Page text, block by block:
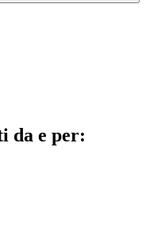
da e per: